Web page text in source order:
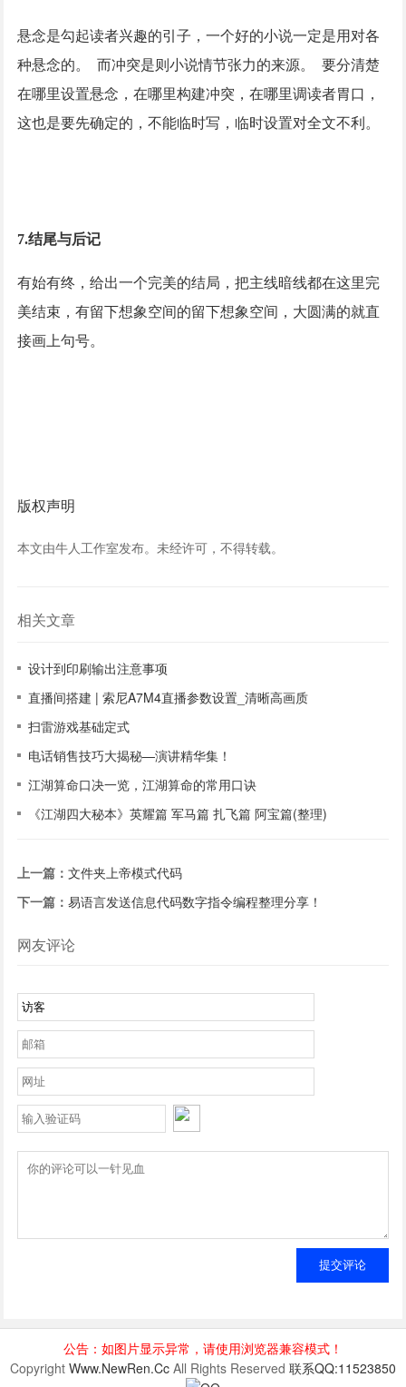
悬念是勾起读者兴趣的引子，一个好的小说一定是用对各
种悬念的。
而冲突是则小说情节张力的来源。 要分清楚
在哪里设置悬念，在哪里构建冲突，在哪里调读者胃口，
这也是要先确定的，不能临时写，临时设置对全文不利。
7.结尾与后记
有始有终，给出一个完美的结局，把主线暗线都在这里完
美结束，有留下想象空间的留下想象空间，大圆满的就直
接画上句号。
版权声明
本文由牛人工作室发布。未经许可，不得转载。
相关文章
设计到印刷输出注意事项
直播间搭建 | 索尼A7M4直播参数设置_清晰高画质
扫雷游戏基础定式
电话销售技巧大揭秘—演讲精华集！
江湖算命口决一览，江湖算命的常用口诀
《江湖四大秘本》英耀篇 军马篇 扎飞篇 阿宝篇(整理)
上一篇：文件夹上帝模式代码
下一篇：易语言发送信息代码数字指令编程整理分享！
网友评论
提交评论
公告：如图片显示异常，请使用浏览器兼容模式！
Copyright Www.NewRen.CcAll Rights Reserved 联系QQ:11523850